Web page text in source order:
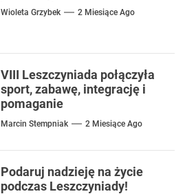
Wioleta Grzybek 2 Miesiące Ago
VIII Leszczyniada połączyła
sport, zabawę, integrację i
pomaganie
Marcin Stempniak 2 Miesiące Ago
Podaruj nadzieję na życie
podczas Leszczyniady!